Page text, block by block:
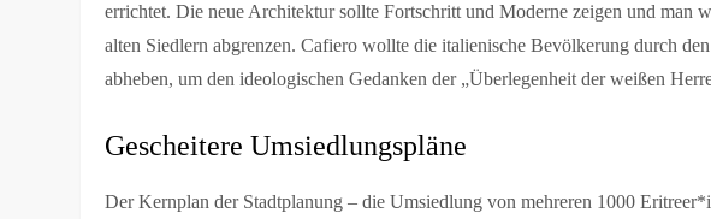
errichtet. Die neue Architektur sollte Fortschritt und Moderne zeigen und man
alten Siedlern abgrenzen.Cafiero wollte die italienische Bevölkerung durch
abheben, um den ideologischen Gedanken der „Überlegenheit der weißen
Gescheitere Umsiedlungspläne
Der Kernplan der Stadtplanung – die Umsiedlung von mehreren 1000